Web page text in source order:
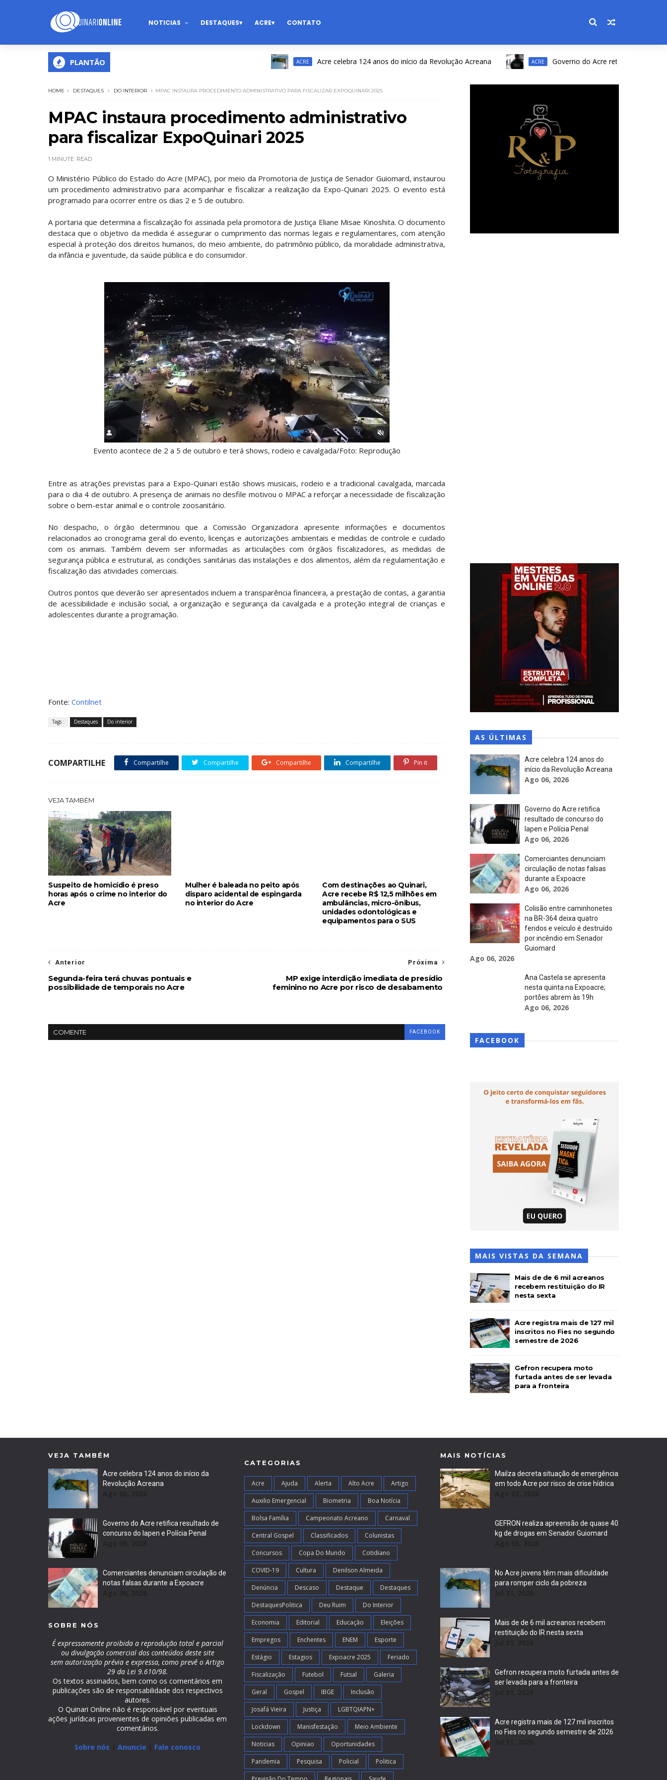
NOTICIAS DESTAQUES ACRE CONTATO
PLANTÃO ACRE Acre celebra 124 anos do início da Revolução Acreana ACRE Governo do Acre retifica resultado de
HOME DESTAQUES DO INTERIOR MPAC INSTAURA PROCEDIMENTO ADMINISTRATIVO PARA FISCALIZAR EXPOQUINARI 2025
MPAC instaura procedimento administrativo
para fiscalizar ExpoQuinari 2025
1 MINUTE READ
O Ministério Público do Estado do Acre (MPAC), por meio da Promotoria de Justiça de Senador Guiomard, instaurou
um procedimento administrativo para acompanhar e fiscalizar a realização da Expo-Quinari 2025. O evento está
programado para ocorrer entre os dias 2 e 5 de outubro.
A portaria que determina a fiscalização foi assinada pela promotora de Justiça Eliane Misae Kinoshita. O documento
destaca que o objetivo da medida é assegurar o cumprimento das normas legais e regulamentares, com atenção
especial à proteção dos direitos humanos, do meio ambiente, do patrimônio público, da moralidade administrativa,
da infância e juventude, da saúde pública e do consumidor.
Evento acontece de 2 a 5 de outubro e terá shows, rodeio e cavalgada/Foto: Reprodução
Entre as atrações previstas para a Expo-Quinari estão shows musicais, rodeio e a tradicional cavalgada, marcada
para o dia 4 de outubro. A presença de animais no desfile motivou o MPAC a reforçar a necessidade de fiscalização
sobre o bem-estar animal e o controle zoosanitário.
No despacho, o órgão determinou que a Comissão Organizadora apresente informações e documentos
relacionados ao cronograma geral do evento, licenças e autorizações ambientais e medidas de controle e cuidado
com os animais. Também devem ser informadas as articulações com órgãos fiscalizadores, as medidas de
segurança pública e estrutural, as condições sanitárias das instalações e dos alimentos, além da regulamentação e
fiscalização das atividades comerciais.
Outros pontos que deverão ser apresentados incluem a transparência financeira, a prestação de contas, a garantia
de acessibilidade e inclusão social, a organização e segurança da cavalgada e a proteção integral de crianças e
adolescentes durante a programação.
Fonte: Contilnet
Tags : Destaques Do interior
COMPARTILHE Compartilhe Compartilhe Compartilhe Compartilhe Pin it
VEJA TAMBÉM
Suspeito de homicídio é preso
horas após o crime no interior do
Acre
Mulher é baleada no peito após
disparo acidental de espingarda
no interior do Acre
Com destinações ao Quinari,
Acre recebe R$ 12,5 milhões em
ambulâncias, micro-ônibus,
unidades odontológicas e
equipamentos para o SUS
Próxima
MP exige interdição imediata de presídio
feminino no Acre por risco de desabamento
Anterior
Segunda-feira terá chuvas pontuais e
possibilidade de temporais no Acre
COMENTE FACEBOOK
AS ÚLTIMAS
Acre celebra 124 anos do
início da Revolução Acreana
Ago 06, 2026
Governo do Acre retifica
resultado de concurso do
Iapen e Polícia Penal
Ago 06, 2026
Comerciantes denunciam
circulação de notas falsas
durante a Expoacre
Ago 06, 2026
Colisão entre caminhonetes
na BR-364 deixa quatro
feridos e veículo é destruído
por incêndio em Senador
Guiomard
Ago 06, 2026
Ana Castela se apresenta
nesta quinta na Expoacre;
portões abrem às 19h
Ago 06, 2026
FACEBOOK
MAIS VISTAS DA SEMANA
Mais de de 6 mil acreanos
recebem restituição do IR
nesta sexta
Acre registra mais de 127 mil
inscritos no Fies no segundo
semestre de 2026
Gefron recupera moto
furtada antes de ser levada
para a fronteira
VEJA TAMBÉM
Acre celebra 124 anos do início da
Revolução Acreana
Governo do Acre retifica resultado de
concurso do Iapen e Polícia Penal
Comerciantes denunciam circulação de
notas falsas durante a Expoacre
SOBRE NÓS
É expressamente proibida a reprodução total e parcial
ou divulgação comercial dos conteúdos deste site
sem autorização prévia e expressa, como prevê o Artigo
29 da Lei 9.610/98.
Os textos assinados, bem como os comentários em
publicações são de responsabilidade dos respectivos
autores.
O Quinari Online não é responsável por eventuais
ações jurídicas provenientes de opiniões publicadas em
comentários.
Sobre nós |Anuncie Fale conosco
CATEGORIAS
Acre Ajuda Alerta Alto Acre Artigo
Auxilio Emergencial Biometria Boa Notícia
Bolsa Família Campeonato Acreano Carnaval
Central Gospel Classificados Colunistas
Concursos Copa Do Mundo Cotidiano
COVID-19 Cultura Denilson Almeida
Denúncia Descaso Destaque Destaques
DestaquesPolitica Deu Ruim Do Interior
Economia Editorial Educação Eleições
Empregos Enchentes ENEM Esporte
Estágio Estagios Expoacre 2025 Feriado
Fiscalização Futebol Futsal Galeria
Geral Gospel IBGE Inclusão
Josafá Vieira Justiça LGBTQIAPN+
Lockdown Manisfestação Meio Ambiente
Noticias Opiniao Oportunidades
Pandemia Pesquisa Policial Politica
MAIS NOTÍCIAS
Mailza decreta situação de emergência
em todo Acre por risco de crise hídrica
GEFRON realiza apreensão de quase 40
kg de drogas em Senador Guiomard
No Acre jovens têm mais dificuldade
para romper ciclo da pobreza
Mais de de 6 mil acreanos recebem
restituição do IR nesta sexta
Gefron recupera moto furtada antes de
ser levada para a fronteira
Acre registra mais de 127 mil inscritos
no Fies no segundo semestre de 2026